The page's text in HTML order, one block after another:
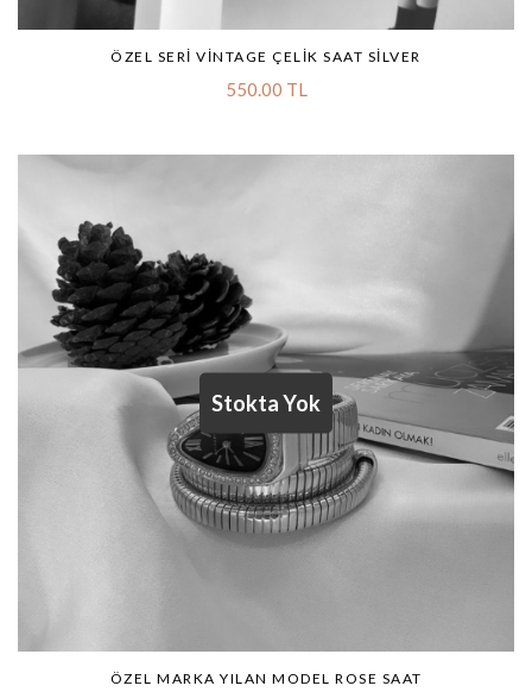
ÖZEL SERI VINTAGE ÇELIK SAAT SILVER
550.00 TL
ÖZEL MARKA YILAN MODEL ROSE SAAT